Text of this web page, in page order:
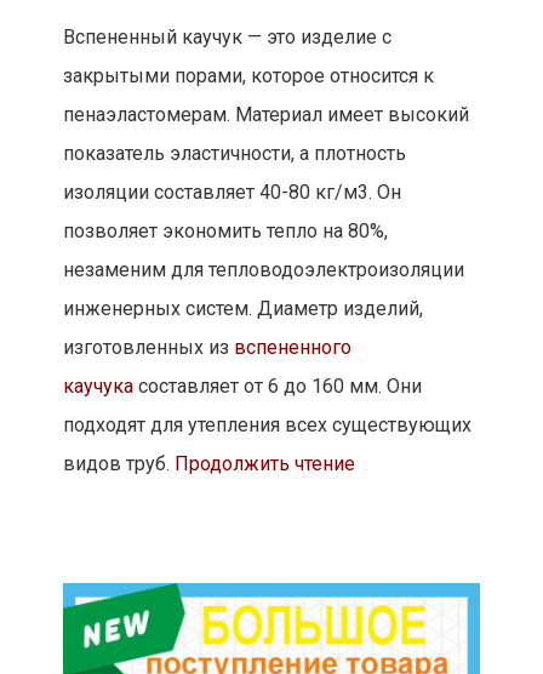
Вспененный каучук — это изделие с
закрытыми порами, которое относится к
пенаэластомерам. Материал имеет высокий
показатель эластичности, а плотность
изоляции составляет 40-80 кг/м3. Он
позволяет экономить тепло на 80%,
незаменим для тепловодоэлектроизоляции
инженерных систем. Диаметр изделий,
изготовленных из вспененного
каучукасоставляет от 6 до 160 мм. Они
подходят для утепления всех существующих
видов труб. Продолжить чтение